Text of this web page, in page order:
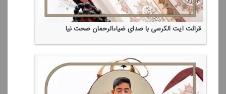
قرائت آیت الكرسی با صدای ضیاءالرحمان صحت نیا